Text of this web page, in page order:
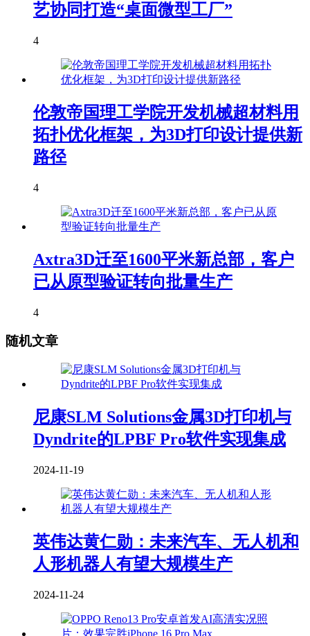
艺协同打造“桌面微型工厂”
4
伦敦帝国理工学院开发机械超材料用
拓扑优化框架，为3D打印设计提供新
路径
4
Axtra3D迁至1600平米新总部，客户
已从原型验证转向批量生产
4
随机文章
尼康SLM Solutions金属3D打印机与
Dyndrite的LPBF Pro软件实现集成
2024-11-19
英伟达黄仁勋：未来汽车、无人机和
人形机器人有望大规模生产
2024-11-24